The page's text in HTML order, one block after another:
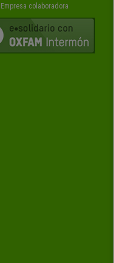
Empresa colaboradora